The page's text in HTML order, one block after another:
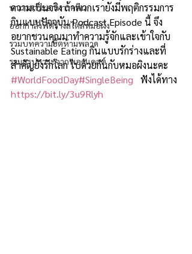
นานาสาระอาหารคลีน
ออกกำลังฟิตร่างสไตล์หมอผิง
รวมบทความฮิตห้ามพลาด
รวมสรุปสาระจากพอดแคสต์
ความเป็นจริง ถ้าพวกเรายังมีพฤติกรรมการ
กินแบบปัจจุบัน Podcast Episode นี้ จึง
อยากชวนคุณมาทำความรู้จักและเข้าใจกับ
Sustainable Eating กินแบบรักร่างและที่
สำคัญยังรักโลก ไปด้วยกันกับหมอผิงนะคะ
#WorldFoodDay#SingleBeing
   ฟังได้ทาง
https://bit.ly/3u9Rlyh